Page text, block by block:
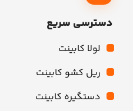
دسترسی سریع
لولا کابینت
ریل کشو کابینت
دستگیره کابینت